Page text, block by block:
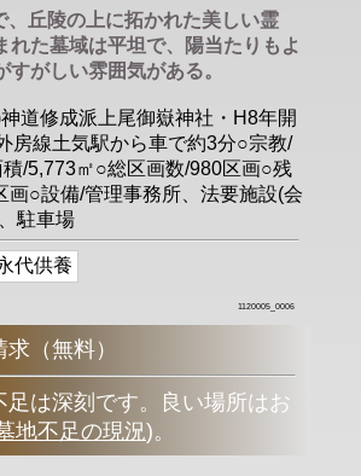
、丘陵の上に拓かれた美しい霊
れた墓域は平坦で、陽当たりもよ
すがしい雰囲気がある。
道修成派上尾御嶽神社・H8年開
房線土気駅から車で約3分○宗教/
/5,773㎡○総区画数/980区画○残
画○設備/管理事務所、法要施設(会
駐車場
代供養
1120005_0006
（無料）
は深刻です。良い場所はお
地不足の現況)。